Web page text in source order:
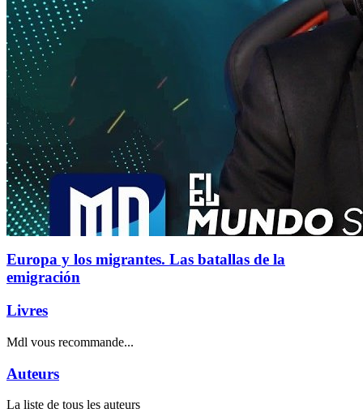
Europa y los migrantes. Las batallas de la
emigración
Livres
Mdl vous recommande...
Auteurs
La liste de tous les auteurs